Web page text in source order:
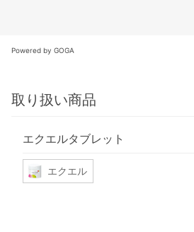
Powered by GOGA
取り扱い商品
エクエルタブレット
エクエル